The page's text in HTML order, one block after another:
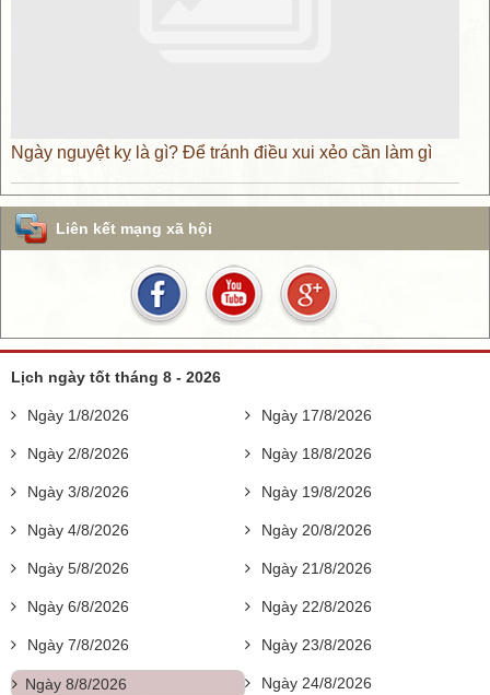
Ngày nguyệt kỵ là gì? Để tránh điều xui xẻo cần làm gì
Liên kết mạng xã hội
Lịch ngày tốt tháng 8 - 2026
Ngày 1/8/2026
Ngày 2/8/2026
Ngày 3/8/2026
Ngày 4/8/2026
Ngày 5/8/2026
Ngày 6/8/2026
Ngày 7/8/2026
Ngày 8/8/2026
Ngày 17/8/2026
Ngày 18/8/2026
Ngày 19/8/2026
Ngày 20/8/2026
Ngày 21/8/2026
Ngày 22/8/2026
Ngày 23/8/2026
Ngày 24/8/2026